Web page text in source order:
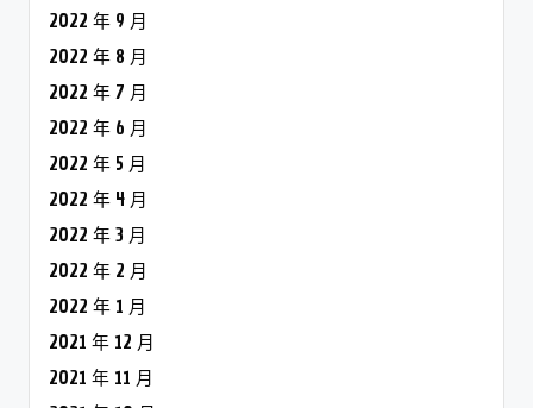
2022 年 9 月
2022 年 8 月
2022 年 7 月
2022 年 6 月
2022 年 5 月
2022 年 4 月
2022 年 3 月
2022 年 2 月
2022 年 1 月
2021 年 12 月
2021 年 11 月